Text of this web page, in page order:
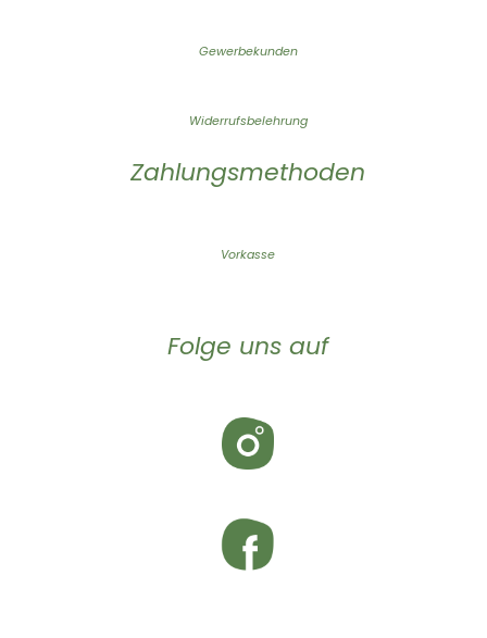
Gewerbekunden
Widerrufsbelehrung
Zahlungsmethoden
Vorkasse
Folge uns auf